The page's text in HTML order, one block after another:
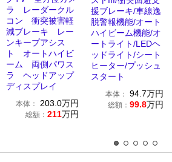
ラ レーダークル
コン 衝突被害軽
減ブレーキ レー
ンキープアシス
ト オートハイビ
ーム 両側パワス
ラ ヘッドアップ
ディスプレイ
本体： 203.0万円
総額： 211万円
援ブレーキ/車線逸
脱警報機能/オート
ハイビーム機能/オ
ートライト/LEDヘ
ッドライト/シート
ヒーター/プッシュ
スタート
本体： 94.7万円
総額： 99.8万円